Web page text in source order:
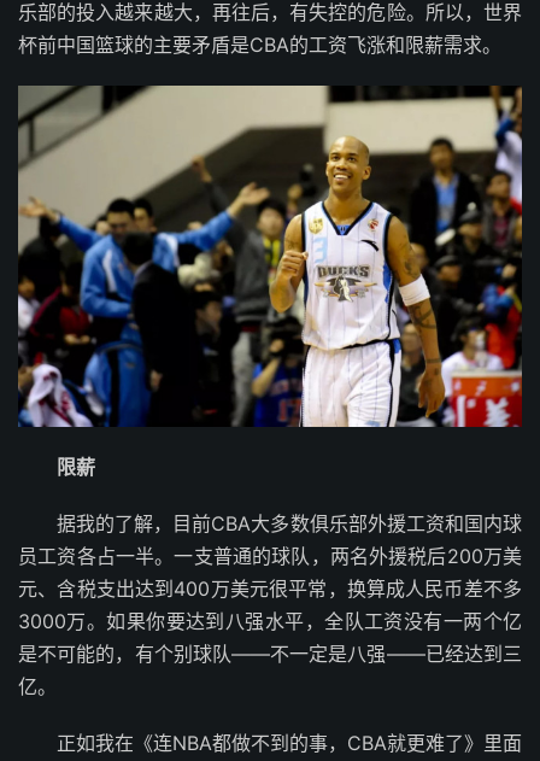
乐部的投入越来越大，再往后，有失控的危险。所以，世界
杯前中国篮球的主要矛盾是CBA的工资飞涨和限薪需求。
限薪
据我的了解，目前CBA大多数俱乐部外援工资和国内球
员工资各占一半。一支普通的球队，两名外援税后200万美
元、含税支出达到400万美元很平常，换算成人民币差不多
3000万。如果你要达到八强水平，全队工资没有一两个亿
是不可能的，有个别球队——不一定是八强——已经达到三
亿。
正如我在《连NBA都做不到的事，CBA就更难了》里面